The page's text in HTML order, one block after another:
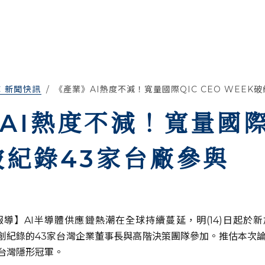
新聞快訊 《產業》AI熱度不減！寬量國際QIC CEO WEEK
熱度不減！寬量國
錄43家台廠參與
】AI半導體供應鏈熱潮在全球持續蔓延，明(14)日起於
紀錄的43家台灣企業董事長與高階決策團隊參加。推估本次
灣隱形冠軍。